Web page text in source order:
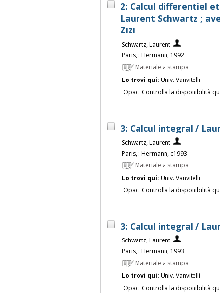
2: Calcul differentiel
Laurent Schwartz ;
Zizi
Schwartz, Laurent
Paris, : Hermann, 1992
Materiale a stampa
Lo trovi qui: Univ. Vanvitelli
Opac: Controlla la disponibilità
3: Calcul integral /
Schwartz, Laurent
Paris, : Hermann, c1993
Materiale a stampa
Lo trovi qui: Univ. Vanvitelli
Opac: Controlla la disponibilità
3: Calcul integral /
Schwartz, Laurent
Paris, : Hermann, 1993
Materiale a stampa
Lo trovi qui: Univ. Vanvitelli
Opac: Controlla la disponibilità